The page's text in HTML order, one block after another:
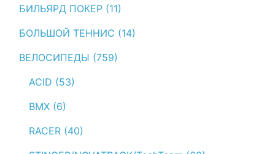
БИЛЬЯРД ПОКЕР (11)
БОЛЬШОЙ ТЕННИС (14)
ВЕЛОСИПЕДЫ (759)
ACID (53)
BMX (6)
RACER (40)